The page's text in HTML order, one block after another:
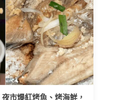
市爆紅烤魚、烤海鮮，